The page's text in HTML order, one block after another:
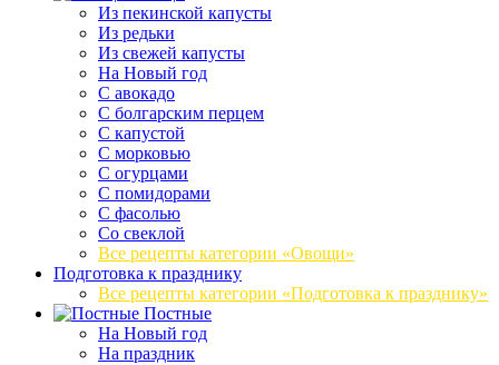
Из пекинской капусты
Из редьки
Из свежей капусты
На Новый год
С авокадо
С болгарским перцем
С капустой
С морковью
С огурцами
С помидорами
С фасолью
Со свеклой
Все рецепты категории «Овощи»
Подготовка к празднику
Все рецепты категории «Подготовка к празднику»
Постные
На Новый год
На праздник